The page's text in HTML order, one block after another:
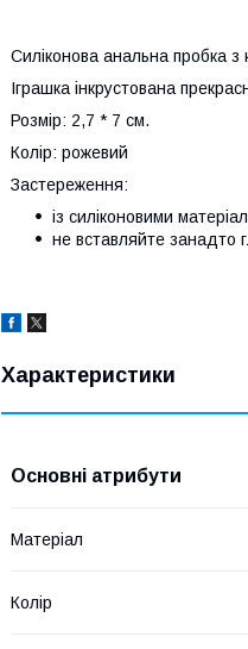
Силіконова анальна пробка з
Іграшка інкрустована
Розмір: 2,7 * 7 см.
Колір: рожевий
Застереження:
із силіконовими
не вставляйте занадто
Характеристики
Основні атрибути
Матеріал
Колір